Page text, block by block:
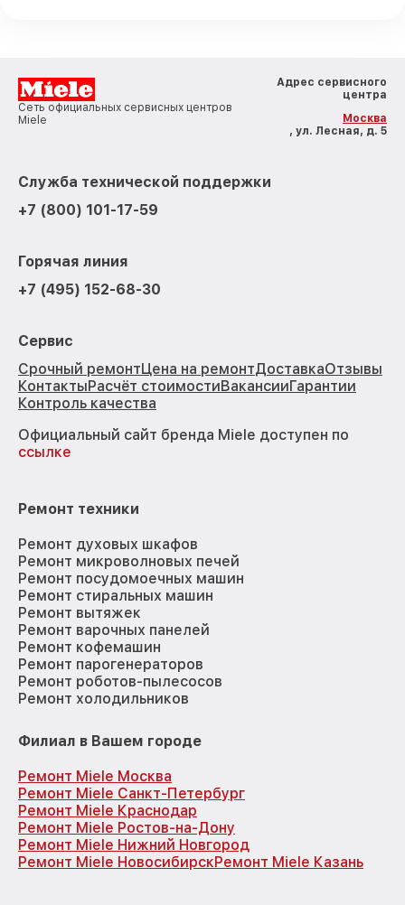
Сеть официальных сервисных центров
Miele
Адрес сервисного
центра
Москва
, ул. Лесная, д. 5
Служба технической поддержки
+7 (800) 101-17-59
Горячая линия
+7 (495) 152-68-30
Сервис
Срочный ремонтЦена на ремонтДоставкаОтзывы
КонтактыРасчёт стоимостиВакансииГарантии
Контроль качества
Официальный сайт бренда Miele доступен по
ссылке
Ремонт техники
Ремонт духовых шкафов
Ремонт микроволновых печей
Ремонт посудомоечных машин
Ремонт стиральных машин
Ремонт вытяжек
Ремонт варочных панелей
Ремонт кофемашин
Ремонт парогенераторов
Ремонт роботов-пылесосов
Ремонт холодильников
Филиал в Вашем городе
Ремонт Miele Москва
Ремонт Miele Санкт-Петербург
Ремонт Miele Краснодар
Ремонт Miele Ростов-на-Дону
Ремонт Miele Нижний Новгород
Ремонт Miele НовосибирскРемонт Miele Казань